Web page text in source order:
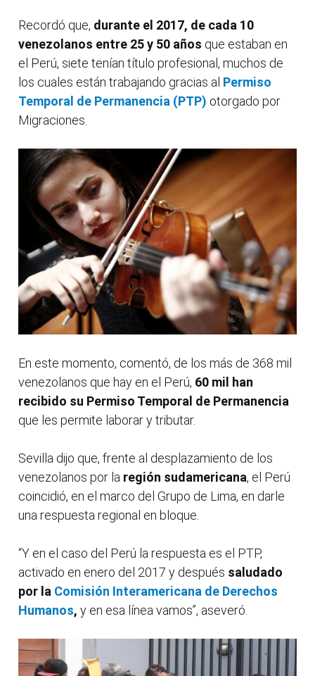
Recordó que, durante el 2017, de cada 10
venezolanos entre 25 y 50 años que estaban en
el Perú, siete tenían título profesional, muchos de
los cuales están trabajando gracias al Permiso
Temporal de Permanencia (PTP) otorgado por
Migraciones.
En este momento, comentó, de los más de 368 mil
venezolanos que hay en el Perú, 60 mil han
recibido su Permiso Temporal de Permanencia
que les permite laborar y tributar.
Sevilla dijo que, frente al desplazamiento de los
venezolanos por la región sudamericana, el Perú
coincidió, en el marco del Grupo de Lima, en darle
una respuesta regional en bloque.
“Y en el caso del Perú la respuesta es el PTP,
activado en enero del 2017 y después saludado
por la Comisión Interamericana de Derechos
Humanos, y en esa línea vamos”, aseveró.